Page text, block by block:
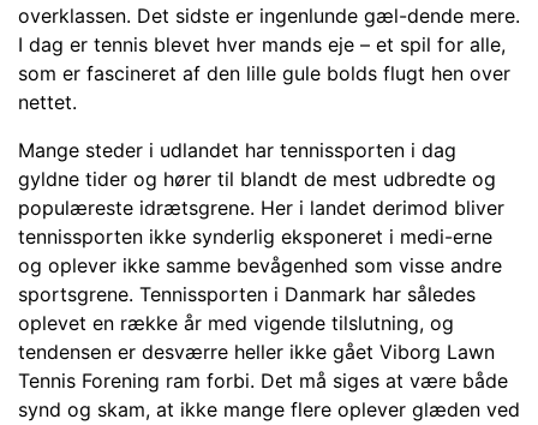
overklassen. Det sidste er ingenlunde gæl-dende mere.
I dag er tennis blevet hver mands eje – et spil for alle,
som er fascineret af den lille gule bolds flugt hen over
nettet.
Mange steder i udlandet har tennissporten i dag
gyldne tider og hører til blandt de mest udbredte og
populæreste idrætsgrene. Her i landet derimod bliver
tennissporten ikke synderlig eksponeret i medi-erne
og oplever ikke samme bevågenhed som visse andre
sportsgrene. Tennissporten i Danmark har således
oplevet en række år med vigende tilslutning, og
tendensen er desværre heller ikke gået Viborg Lawn
Tennis Forening ram forbi. Det må siges at være både
synd og skam, at ikke mange flere oplever glæden ved